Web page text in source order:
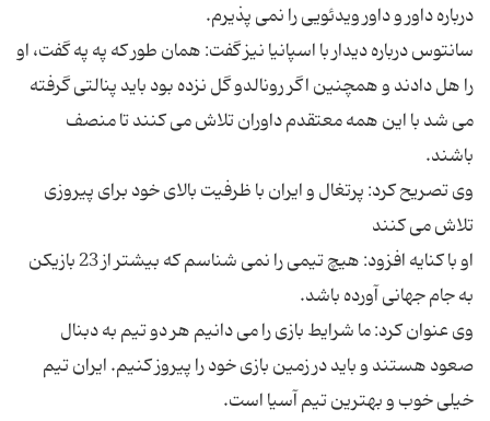
درباره داور و داور ویدئویی را نمی پذیرم.
سانتوس درباره دیدار با اسپانیا نیز گفت: همان طور که په په گفت، او
را هل دادند و همچنین اگر رونالدو گل نزده بود باید پنالتی گرفته
می شد با این همه معتقدم داوران تلاش می کنند تا منصف
باشند.
وی تصریح کرد: پرتغال و ایران با ظرفیت بالای خود برای پیروزی
تلاش می کنند
او با کنایه افزود: هیچ تیمی را نمی شناسم که بیشتر از 23 بازیکن
به جام جهانی آورده باشد.
وی عنوان کرد: ما شرایط بازی را می دانیم هر دو تیم به دبنال
صعود هستند و باید در زمین بازی خود را پیروز کنیم. ایران تیم
خیلی خوب و بهترین تیم آسیا است.